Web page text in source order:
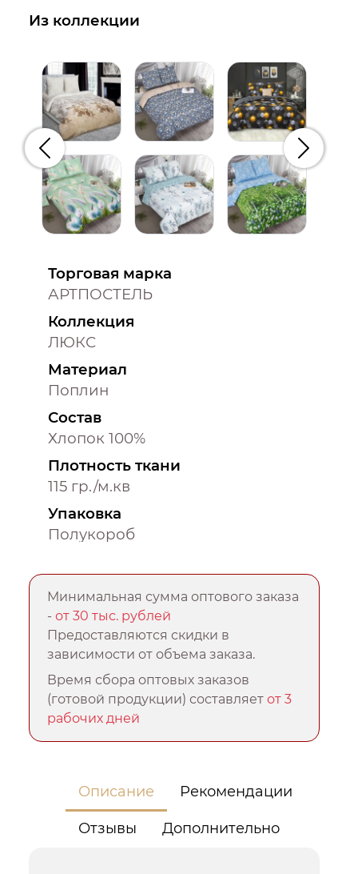
Из коллекции
Предыдущий
Торговая марка
АРТПОСТЕЛЬ
Коллекция
ЛЮКС
Материал
Поплин
Состав
Хлопок 100%
Плотность ткани
115 гр./м.кв
Упаковка
Полукороб
Минимальная сумма оптового заказа
-от 30 тыс. рублей
Предоставляются скидки в
зависимости от объема заказа.
Время сбора оптовых заказов
(готовой продукции) составляетот 3
рабочих дней
Описание Рекомендации
Отзывы Дополнительно